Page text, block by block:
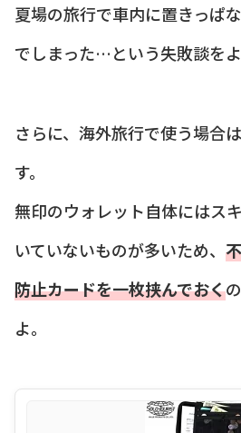
夏場の旅行で車内に置きっぱ
でしまった…という失敗談をよ
さらに、海外旅行で使う場合
す。
無印のウォレット自体にはス
いていないものが多いため、
防止カードを一枚挟んでおく
よ。